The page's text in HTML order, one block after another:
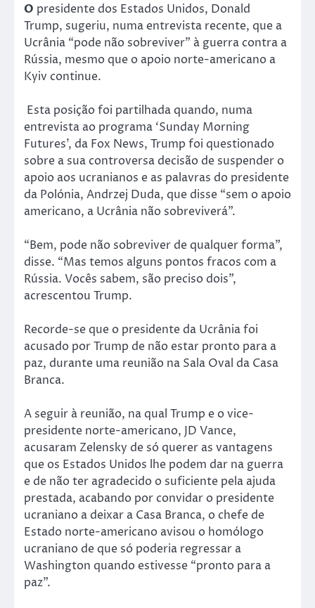
O presidente dos Estados Unidos, Donald
Trump, sugeriu, numa entrevista recente, que a
Ucrânia “pode não sobreviver” à guerra contra a
Rússia, mesmo que o apoio norte-americano a
Kyiv continue.
Esta posição foi partilhada quando, numa
entrevista ao programa ‘Sunday Morning
Futures’, da Fox News, Trump foi questionado
sobre a sua controversa decisão de suspender o
apoio aos ucranianos e as palavras do presidente
da Polónia, Andrzej Duda, que disse “sem o apoio
americano, a Ucrânia não sobreviverá”.
“Bem, pode não sobreviver de qualquer forma”,
disse. “Mas temos alguns pontos fracos com a
Rússia. Vocês sabem, são preciso dois”,
acrescentou Trump.
Recorde-se que o presidente da Ucrânia foi
acusado por Trump de não estar pronto para a
paz, durante uma reunião na Sala Oval da Casa
Branca.
A seguir à reunião, na qual Trump e o vice-
presidente norte-americano, JD Vance,
acusaram Zelensky de só querer as vantagens
que os Estados Unidos lhe podem dar na guerra
e de não ter agradecido o suficiente pela ajuda
prestada, acabando por convidar o presidente
ucraniano a deixar a Casa Branca, o chefe de
Estado norte-americano avisou o homólogo
ucraniano de que só poderia regressar a
Washington quando estivesse “pronto para a
paz”.